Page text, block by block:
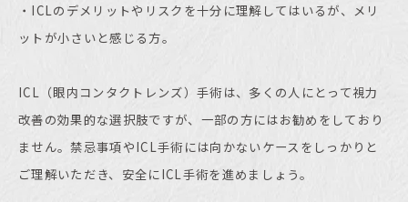
・ ICLのデメリットやリスクを十分に理解してはいるが、メリ
ットが小さいと感じる方。
ICL （眼内コンタクトレンズ）手術は、多くの人にとって視力
改善の効果的な選択肢ですが、一部の方にはお勧めをしており
ません。禁忌事項やICL手術には向かないケースをしっかりと
ご理解いただき、安全にICL手術を進めましょう。